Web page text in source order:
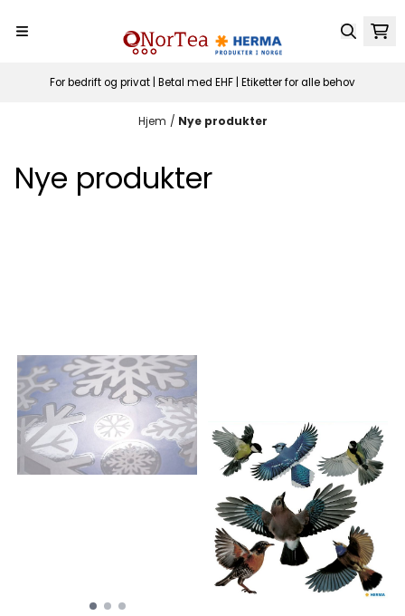
For bedrift og privat | Betal med EHF | Etiketter for alle behov
Hjem / Nye produkter
Nye produkter